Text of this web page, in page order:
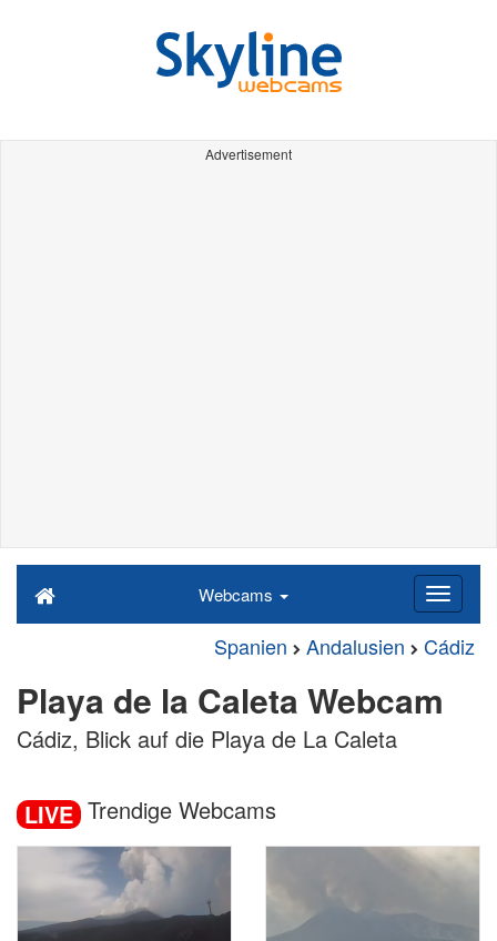
Advertisement
Webcams
Spanien Andalusien Cádiz
Playa de la Caleta Webcam
Cádiz, Blick auf die Playa de La Caleta
LIVE Trendige Webcams